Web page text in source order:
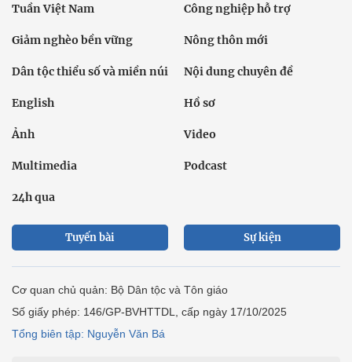
Tuần Việt Nam Công nghiệp hỗ trợ
Giảm nghèo bền vững Nông thôn mới
Dân tộc thiểu số và miền núi Nội dung chuyên đề
English Hồ sơ
Ảnh Video
Multimedia Podcast
24h qua
Tuyến bài Sự kiện
Cơ quan chủ quản: Bộ Dân tộc và Tôn giáo
Số giấy phép: 146/GP-BVHTTDL, cấp ngày 17/10/2025
Tổng biên tập: Nguyễn Văn Bá